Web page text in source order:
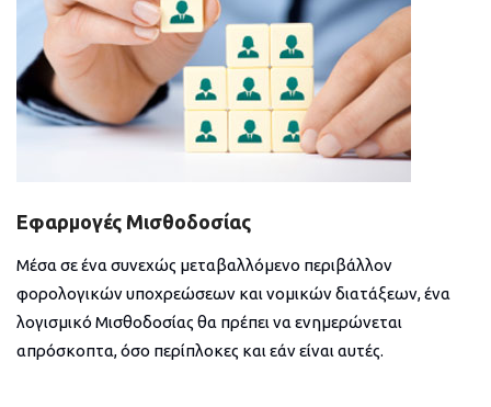
Εφαρμογές Μισθοδοσίας
Μέσα σε ένα συνεχώς μεταβαλλόμενο περιβάλλον
φορολογικών υποχρεώσεων και νομικών διατάξεων, ένα
λογισμικό Μισθοδοσίας θα πρέπει να ενημερώνεται
απρόσκοπτα, όσο περίπλοκες και εάν είναι αυτές.